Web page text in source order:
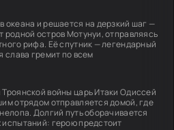
океана и решается на дерзкий шаг —
родной остров Мотунуи, отправляясь
рифа. Её спутник — легендарный
слава гремит по всем
войны царь Итаки Одиссей
отрядом отправляется домой, где
Долгий путь оборачивается
герою предстоит